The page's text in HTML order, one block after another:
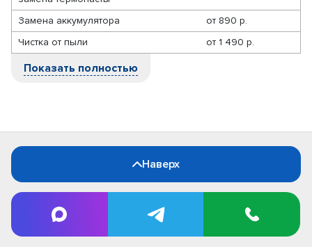
Замена аккумулятора от 890 р.
Чистка от пыли
от 1 490 р.
Показать полностью
Наверх
Pedant.ru Иркутск